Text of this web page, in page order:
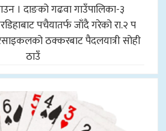
। दाङको गढवा गाउँपालिका-३
पचैयातर्फ जाँदै गरेको रा.२ प
ठक्करबाट पैदलयात्री सोही
ठाउँ